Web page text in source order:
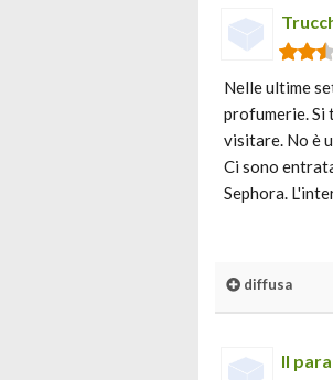
Nelle ultime
profumerie.
visitare. No è
Ci sono
Sephora.
diffusa
Il